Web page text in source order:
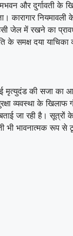
और दुर्गावती के
नियमावली
जेल में रखने का
के समक्ष दया
मृत्युदंड की सजा का
व्यवस्था के
जा रही है।
भी भावनात्मक रूप से